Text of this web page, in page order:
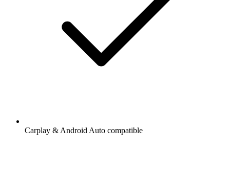
Carplay & Android Auto compatible